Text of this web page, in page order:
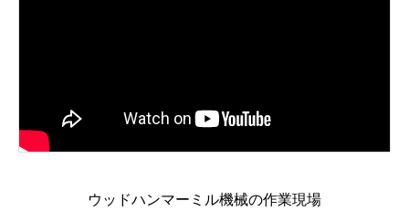
ウッドハンマーミル機械の作業現場